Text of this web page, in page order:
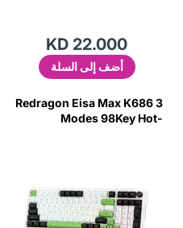
KD 22.000
أضف إلى السلة
Redragon Eisa Max K686 3
Modes 98Key Hot-